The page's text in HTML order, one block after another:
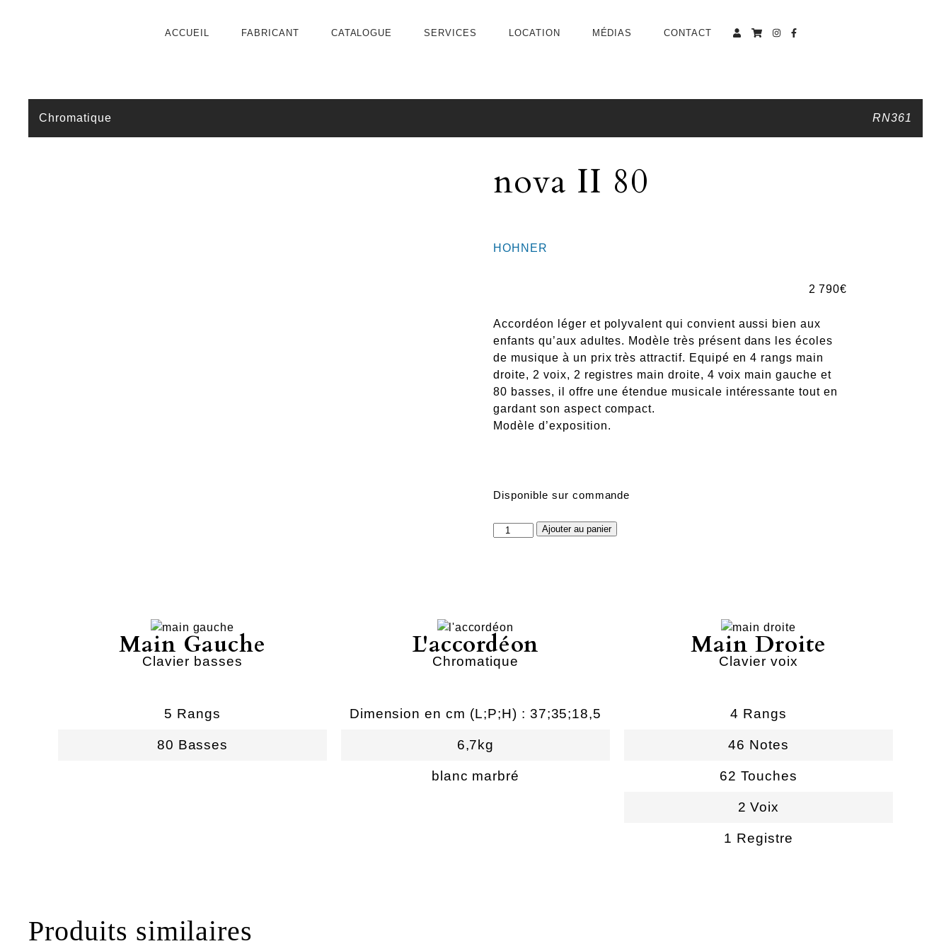
ACCUEIL FABRICANT CATALOGUE SERVICES LOCATION MÉDIAS CONTACT
Chromatique RN361
nova II 80
HOHNER
2 790€
Accordéon léger et polyvalent qui convient aussi bien aux
enfants qu’aux adultes. Modèle très présent dans les écoles
de musique à un prix très attractif. Equipé en 4 rangs main
droite, 2 voix, 2 registres main droite, 4 voix main gauche et
80 basses, il offre une étendue musicale intéressante tout en
gardant son aspect compact.
Modèle d’exposition.
Disponible sur commande
quantité
Ajouter au panier
Main Gauche
Clavier basses
5 Rangs
80 Basses
L'accordéon
Chromatique
Dimension en cm (L;P;H) : 37;35;18,5
6,7kg
blanc marbré
Main Droite
Clavier voix
4 Rangs
46 Notes
62 Touches
2 Voix
1 Registre
Produits similaires